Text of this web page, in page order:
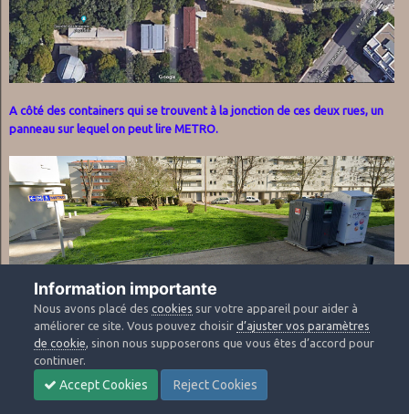
A côté des containers qui se trouvent à la jonction de ces deux rues, un
panneau sur lequel on peut lire METRO.
Le seul astéroïde dont le nom commence par "métro" est (90672)
Metrorheinneckar.
Le nombre qui nous servira pour la dernière étape est donc 90672.
A demain pour la suite et bonne journée.
Information importante
Nous avons placé descookies sur votre appareil pour aider à
améliorer ce site. Vous pouvez choisird’ajuster vos paramètres
de cookie, sinon nous supposerons que vous êtes d’accord pour
continuer.
Accept Cookies Reject Cookies